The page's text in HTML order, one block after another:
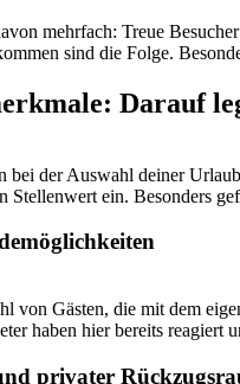
mehrfach: Treue
sind die Folge.
Darauf
bei der Auswahl deiner
Stellenwert ein. Besonders
von Gästen, die mit dem
haben hier bereits
privater